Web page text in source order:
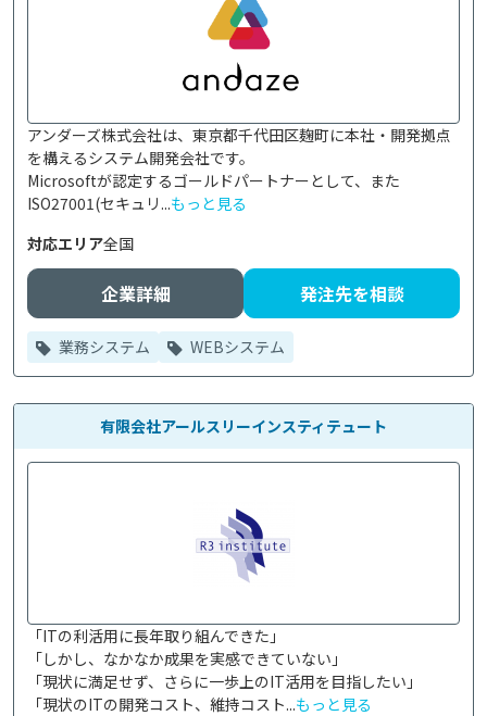
アンダーズ株式会社は、東京都千代田区麹町に本社・開発拠点
を構えるシステム開発会社です。
Microsoftが認定するゴールドパートナーとして、また
ISO27001(セキュリ...もっと見る
対応エリア全国
企業詳細 発注先を相談
業務システム WEBシステム
有限会社アールスリーインスティテュート
「ITの利活用に長年取り組んできた」
「しかし、なかなか成果を実感できていない」
「現状に満足せず、さらに一歩上のIT活用を目指したい」
「現状のITの開発コスト、維持コスト...もっと見る